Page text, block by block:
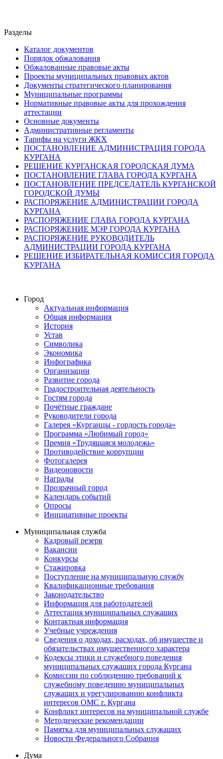
Разделы
Каталог документов
Порядок обжалования
Обжалованные правовые акты
Проекты муниципальных правовых актов
Документы стратегического планирования
Муниципальные программы
Нормативные правовые акты для прохождения
аттестации
Основные документы
Административные регламенты
Тарифы на услуги ЖКХ
ПОСТАНОВЛЕНИЕ АДМИНИСТРАЦИЯ ГОРОДА
КУРГАНА
РЕШЕНИЕ КУРГАНСКАЯ ГОРОДСКАЯ ДУМА
ПОСТАНОВЛЕНИЕ ГЛАВА ГОРОДА КУРГАНА
ПОСТАНОВЛЕНИЕ ПРЕДСЕДАТЕЛЬ КУРГАНСКОЙ
ГОРОДСКОЙ ДУМЫ
РАСПОРЯЖЕНИЕ АДМИНИСТРАЦИИ ГОРОДА
КУРГАНА
РАСПОРЯЖЕНИЕ ГЛАВА ГОРОДА КУРГАНА
РАСПОРЯЖЕНИЕ МЭР ГОРОДА КУРГАНА
РАСПОРЯЖЕНИЕ РУКОВОДИТЕЛЬ
АДМИНИСТРАЦИИ ГОРОДА КУРГАНА
РЕШЕНИЕ ИЗБИРАТЕЛЬНАЯ КОМИССИЯ ГОРОДА
КУРГАНА
Город
Актуальная информация
Общая информация
История
Устав
Символика
Экономика
Инфографика
Организации
Развитие города
Градостроительная деятельность
Гостям города
Почётные граждане
Руководители города
Галерея «Курганцы - гордость города»
Программа «Любимый город»
Премия «Трудящаяся молодежь»
Противодействие коррупции
Фотогалерея
Видеоновости
Награды
Прозрачный город
Календарь событий
Опросы
Инициативные проекты
Муниципальная служба
Кадровый резерв
Вакансии
Конкурсы
Стажировка
Поступление на муниципальную службу
Квалификационные требования
Законодательство
Информация для работодателей
Аттестация муниципальных служащих
Контактная информация
Учебные учреждения
Сведения о доходах, расходах, об имуществе и
обязательствах имущественного характера
Кодексы этики и служебного поведения
муниципальных служащих города Кургана
Комиссии по соблюдению требований к
служебному поведению муниципальных
служащих и урегулированию конфликта
интересов ОМС г. Кургана
Конфликт интересов на муниципальной службе
Методические рекомендации
Памятка для муниципальных служащих
Новости Федерального Cобрания
Дума